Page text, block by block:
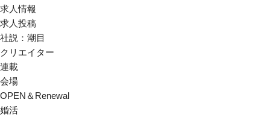
求人情報
求人投稿
社説：潮目
クリエイター
連載
会場
OPEN＆Renewal
婚活